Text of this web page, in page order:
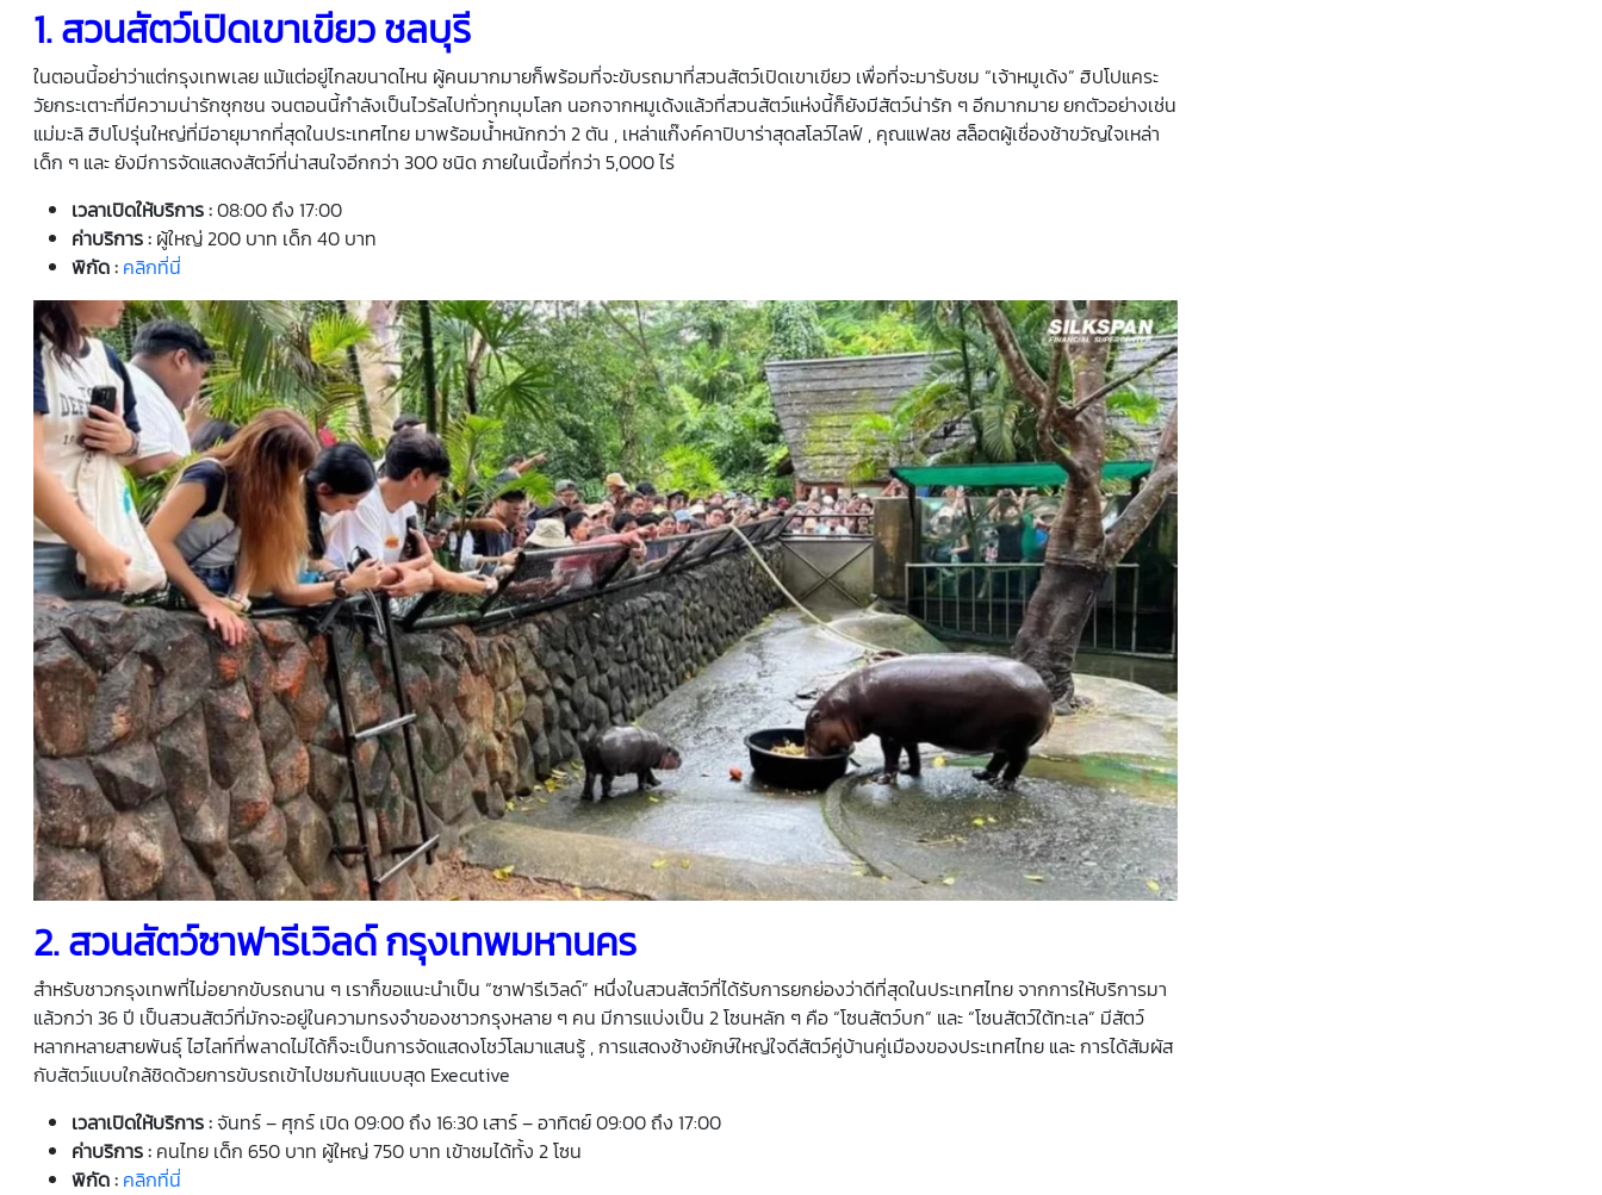
1.สวนสัตว์เปิดเขาเขียวชลบุรี
ในตอนนี้อย่าว่าแต่กรุงเทพเลย แม้แต่อยู่ไกลขนาดไหน ผู้คนมากมายก็พร้อมที่จะขับรถมาที่สวนสัตว์เปิดเขาเขียว เพื่อที่จะมารับชม “เจ้าหมูเด้ง” ฮิปโปแคระ
วัยกระเตาะที่มีความน่ารักซุกซน จนตอนนี้กำลังเป็นไวรัลไปทั่วทุกมุมโลก นอกจากหมูเด้งแล้วที่สวนสัตว์แห่งนี้ก็ยังมีสัตว์น่ารัก ๆ อีกมากมาย ยกตัวอย่างเช่น
แม่มะลิ ฮิปโปรุ่นใหญ่ที่มีอายุมากที่สุดในประเทศไทย มาพร้อมน้ำหนักกว่า 2 ตัน , เหล่าแก๊งค์คาปิบาร่าสุดสโลว์ไลฟ์ , คุณแฟลช สล็อตผู้เชื่องช้าขวัญใจเหล่า
เด็ก ๆ และ ยังมีการจัดแสดงสัตว์ที่น่าสนใจอีกกว่า 300 ชนิด ภายในเนื้อที่กว่า 5,000 ไร่
เวลาเปิดให้บริการ:08:00 ถึง 17:00
ค่าบริการ: ผู้ใหญ่ 200 บาท เด็ก 40 บาท
พิกัด: คลิกที่นี่
2.สวนสัตว์ซาฟารีเวิลด์ กรุงเทพมหานคร
สำหรับชาวกรุงเทพที่ไม่อยากขับรถนาน ๆ เราก็ขอแนะนำเป็น “ซาฟารีเวิลด์” หนึ่งในสวนสัตว์ที่ได้รับการยกย่องว่าดีที่สุดในประเทศไทย จากการให้บริการมา
แล้วกว่า 36 ปี เป็นสวนสัตว์ที่มักจะอยู่ในความทรงจำของชาวกรุงหลาย ๆ คน มีการแบ่งเป็น 2 โซนหลัก ๆ คือ “โซนสัตว์บก” และ “โซนสัตว์ใต้ทะเล” มีสัตว์
หลากหลายสายพันธุ์ ไฮไลท์ที่พลาดไม่ได้ก็จะเป็นการจัดแสดงโชว์โลมาแสนรู้ , การแสดงช้างยักษ์ใหญ่ใจดีสัตว์คู่บ้านคู่เมืองของประเทศไทย และ การได้สัมผัส
กับสัตว์แบบใกล้ชิดด้วยการขับรถเข้าไปชมกันแบบสุด Executive
เวลาเปิดให้บริการ:จันทร์ – ศุกร์ เปิด 09:00 ถึง 16:30 เสาร์ – อาทิตย์ 09:00 ถึง 17:00
ค่าบริการ: คนไทย เด็ก 650 บาท ผู้ใหญ่ 750 บาท เข้าชมได้ทั้ง 2 โซน
พิกัด: คลิกที่นี่